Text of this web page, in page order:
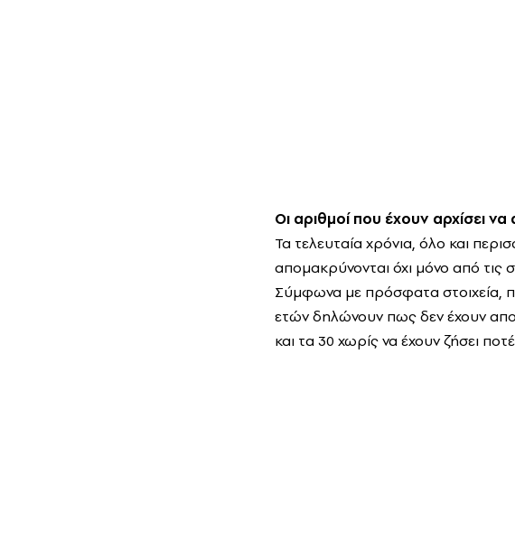
Οι αριθμοί που έχουν αρχίσει
Τα τελευταία χρόνια, όλο και
απομακρύνονται όχι μόνο από τις
Σύμφωνα με πρόσφατα στοιχεία,
ετών δηλώνουν πως δεν έχουν
και τα 30 χωρίς να έχουν ζήσει